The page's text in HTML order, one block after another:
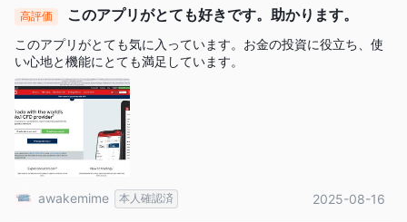
高評価 このアプリがとても好きです。助かります。
このアプリがとても気に入っています。お金の投資に役立ち、使
い心地と機能にとても満足しています。
awakemime 本人確認済 2025-08-16